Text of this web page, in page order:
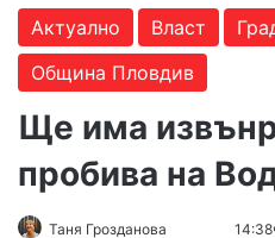
Актуално Власт
Община Пловдив
Ще има
пробива на
Таня Грозданова
Send